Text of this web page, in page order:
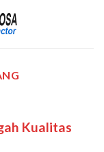
Kualitas